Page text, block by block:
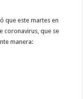
que este martes en
coronavirus, que se
manera: